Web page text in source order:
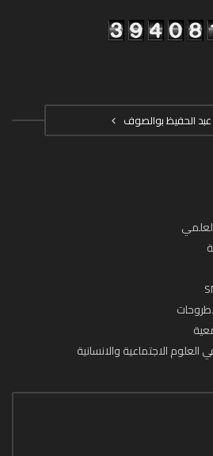
الحفيظ بوالصوف
الاجتماعية والانسانية